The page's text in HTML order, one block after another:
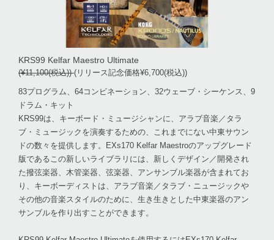
KRS99 Kelfar Maestro Ultimate
(¥11,100(税込))(リリース記念価格¥6,700(税込))
83プログラム、64コンビネーション、32ウェーブ・シーケンス、9
ドラム・キット
KRS99は、キーボード・ミュージシャンに、アラブ音楽／タラ
ブ・ミュージックを演奏するための、これまでにない中東サウン
ドの数々を提供します。EXs170 Kelfar Maestroのアップグレード
版であるこの新しいライブラリには、新しくデザイン／開発され
た撥弦楽器、木管楽器、弦楽器、アンサンブル楽器が含まれてお
り、キーボーディストは、アラブ音楽／タラブ・ニュージックや
その他の音楽スタイルのために、生き生きとした中東楽器のアン
サンブルを作り出すことができます。